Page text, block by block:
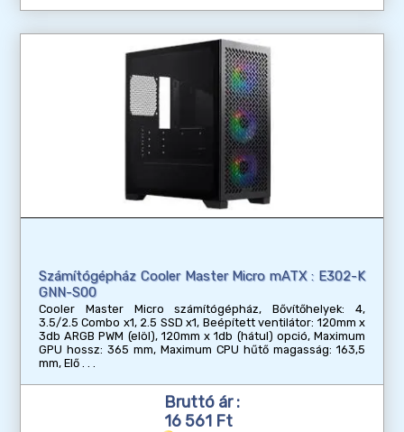
Számítógépház Cooler Master Micro mATX : E302-K
GNN-S00
Cooler Master Micro számítógépház, Bővítőhelyek: 4,
3.5/2.5 Combo x1, 2.5 SSD x1, Beépített ventilátor: 120mm x
3db ARGB PWM (elöl), 120mm x 1db (hátul) opció, Maximum
GPU hossz: 365 mm, Maximum CPU hűtő magasság: 163,5
mm, Elő
Bruttó ár :
16 561 Ft